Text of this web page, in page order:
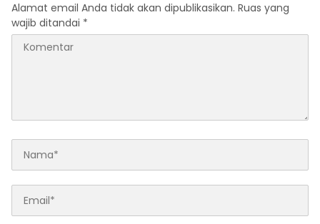
Alamat email Anda tidak akan dipublikasikan. Ruas yang
wajib ditandai *